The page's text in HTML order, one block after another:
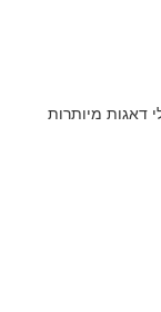
דאגות מיותרות